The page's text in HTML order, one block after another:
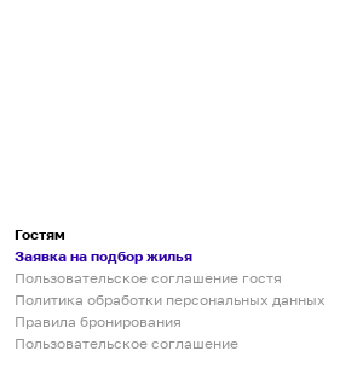
Гостям
Заявка на подбор жилья
Пользовательское соглашение гостя
Политика обработки персональных данных
Правила бронирования
Пользовательское соглашение